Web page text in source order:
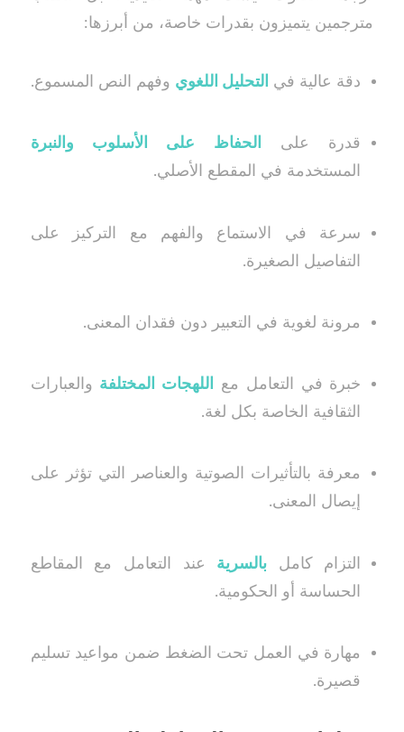
مترجمين يتميزون بقدرات خاصة، من أبرزها:
دقة عالية في التحليل اللغوي وفهم النص المسموع.
قدرة على
الحفاظ على الأسلوب والنبرة
المستخدمة في المقطع الأصلي.
سرعة في الاستماع والفهم مع التركيز على
التفاصيل الصغيرة.
مرونة لغوية في التعبير دون فقدان المعنى.
خبرة في التعامل مع اللهجات المختلفة والعبارات
الثقافية الخاصة بكل لغة.
معرفة بالتأثيرات الصوتية والعناصر التي تؤثر على
إيصال المعنى.
التزام كامل بالسرية عند التعامل مع المقاطع
الحساسة أو الحكومية.
مهارة في العمل تحت الضغط ضمن مواعيد تسليم
قصيرة.